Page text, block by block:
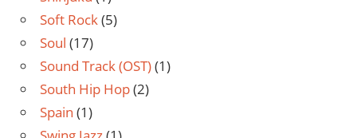
Soft Rock(5)
Soul (17)
Sound Track (OST)(1)
South Hip Hop(2)
Spain (1)